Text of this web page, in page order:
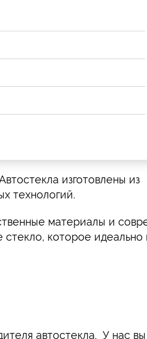
изготовлены из
технологий.
материалы и
которое идеально
автостекла. У нас